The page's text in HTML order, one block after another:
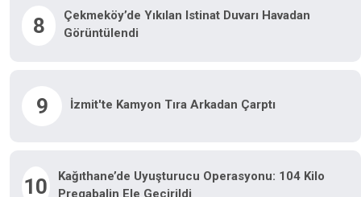
8
Çekmeköy’de Yıkılan Istinat Duvarı Havadan
Görüntülendi
9 İzmit'te Kamyon Tıra Arkadan Çarptı
10
Kağıthane’de Uyuşturucu Operasyonu: 104 Kilo
Pregabalin Ele Geçirildi